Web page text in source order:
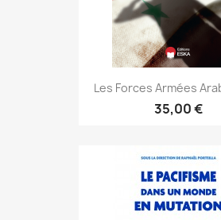
Les Forces Armées
35,00 €